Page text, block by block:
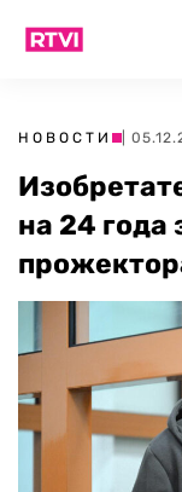
НОВОСТИ |
на 24 года